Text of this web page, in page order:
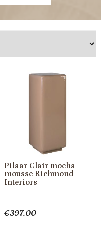
Pilaar Clair mocha
mousse Richmond
Interiors
€397.00